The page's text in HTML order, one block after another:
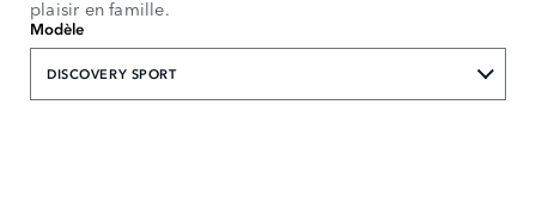
plaisir en famille.
Modèle
DISCOVERY SPORT